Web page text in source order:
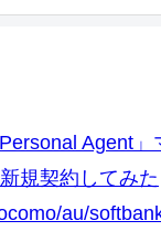
Agent
規契約してみた
au/